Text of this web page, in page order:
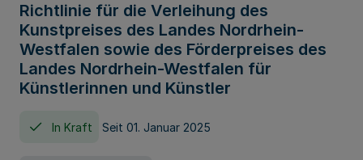
Richtlinie für die Verleihung des
Kunstpreises des Landes Nordrhein-
Westfalen sowie des Förderpreises des
Landes Nordrhein-Westfalen für
Künstlerinnen und Künstler
In Kraft Seit 01. Januar 2025